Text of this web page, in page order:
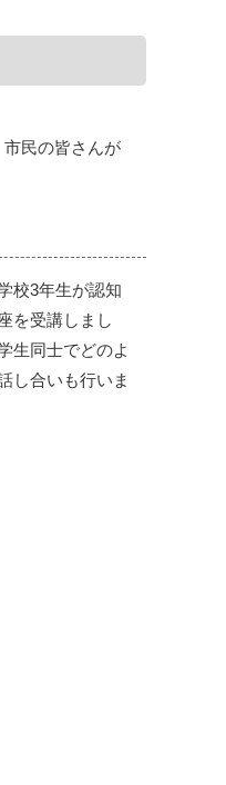
民の皆さんが
校3年生が認知
を受講しまし
生同士でどのよ
し合いも行いま